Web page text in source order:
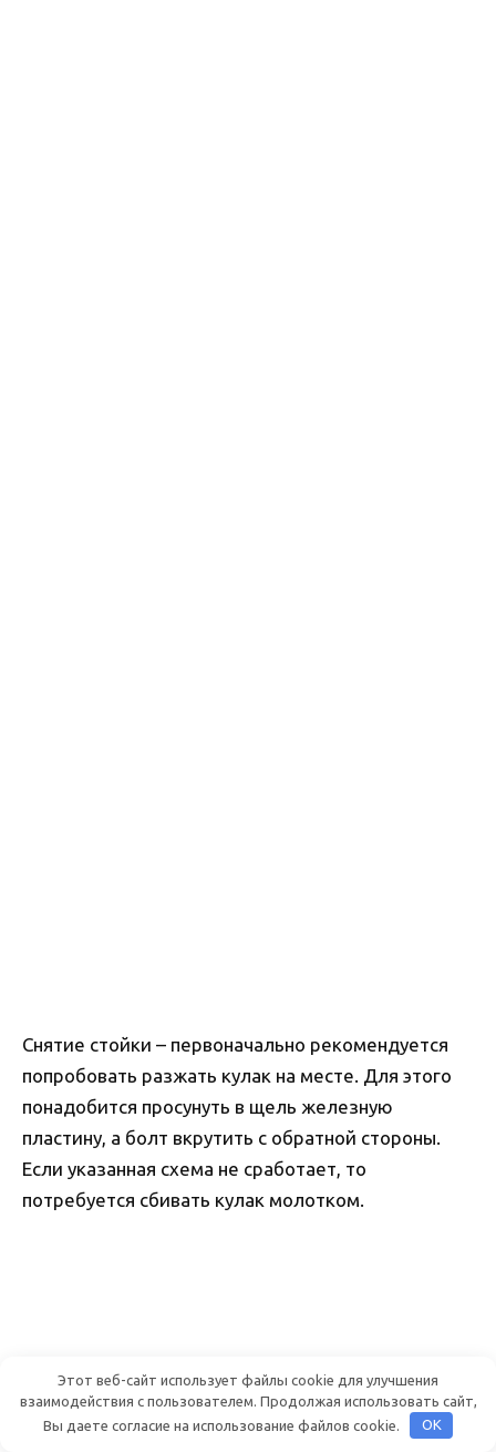
Снятие стойки – первоначально рекомендуется
попробовать разжать кулак на месте. Для этого
понадобится просунуть в щель железную
пластину, а болт вкрутить с обратной стороны.
Если указанная схема не сработает, то
потребуется сбивать кулак молотком.
Этот веб-сайт использует файлы cookie для улучшения
взаимодействия с пользователем. Продолжая использовать сайт,
Вы даете согласие на использование файлов cookie.
OK